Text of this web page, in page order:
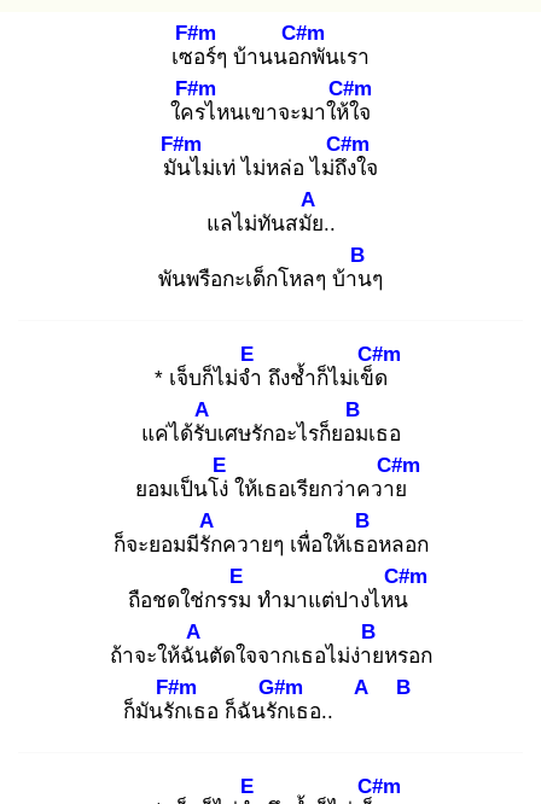
เซอ
F#m
ร์ๆ บ้านนอก
C#m
พันเรา
ใคร
F#m
ไหนเขาจะมาให้ใ
C#m
จ
มัน
F#m
ไม่เท่ ไม่หล่อ ไม่ถึง
C#m
ใจ
แลไม่ทันสมัย
A
..
พันพรือกะเด็กโหลๆ บ้าน
B
ๆ
* เจ็บก็ไม่จำ
E
ถึงช้ำก็ไม่เข็ด
C#m
แค่ได้รับ
A
เศษรักอะไรก็ยอม
B
เธอ
ยอมเป็นโง่
E
ให้เธอเรียกว่าควาย
C#m
ก็จะยอมมีรัก
A
ควายๆ เพื่อให้เธอ
B
หลอก
ถือชดใช่กรรม
E
ทำมาแต่ปางไหน
C#m
ถ้าจะให้ฉัน
A
ตัดใจจากเธอไม่ง่าย
B
หรอก
ก็มันรัก
F#m
เธอ ก็ฉันรัก
G#m
เธอ..
A B
E
C#m